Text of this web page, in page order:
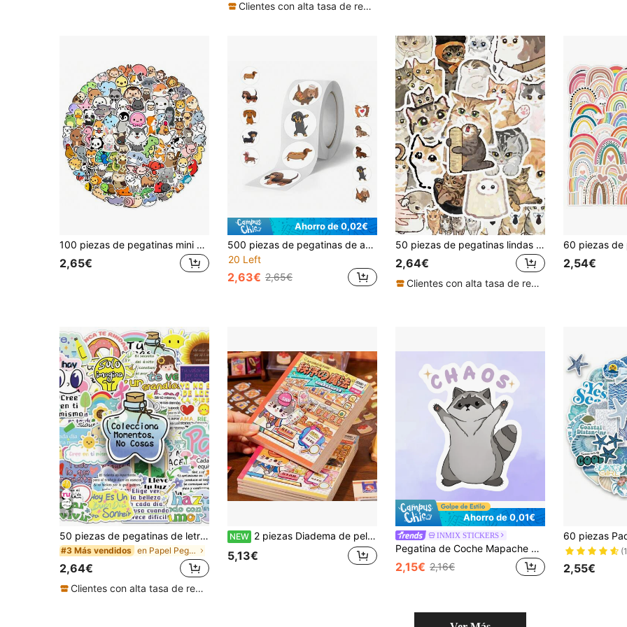
Clientes con alta tasa de repetición
100 piezas de pegatinas mini con tema de animales kawaii lindos, pegatinas de vinilo para botella de agua, portátil, álbum de recortes, patinetas, paquetes de pegatinas, mini pegatinas, patineta de dedos, pegatinas, pegatinas lindas, paquete de pegatinas, pegatinas, pegatinas lindas, útiles escolares de pegatinas
2,65€
Ahorro de 0,02€
500 piezas de pegatinas de animales de dibujos animados de perro salchicha estéticas en rollo para equipaje, álbum de recortes, diario, portátil, parachoques, taza, scooter, botella de agua, computadora, teléfono celular, casco, pegatinas navideñas y calcomanías de festivales, útiles escolares
20 Left
2,63€ 2,65€
50 piezas de pegatinas lindas de gatos para portátil, cuaderno, funda de teléfono móvil, pegatinas decorativas para la vuelta al colegio, útiles escolares
2,64€
Clientes con alta tasa de repetición
2,54€
6
50 piezas de pegatinas de letras inspiradoras, pegatinas de dibujos animados motivacionales en español, impermeables y duraderas para botellas de agua, guitarras, equipaje, fundas de teléfono, portátiles, patinetas, regalos decorativos, suministros de scrapbooking, papelería, pegatinas divertidas, Kindle, útiles escolares
#3 Más vendidos en Papel Pegatinas surtidas
2,64€
Clientes con alta tasa de repetición
NEW 2 piezas Diadema de peluche con lazo rojo navideño, accesorio navideño lindo y versátil para niñas
5,13€
Ahorro de 0,01€
INMIX STICKERS
Pegatina de Coche Mapache Caótico - Diseño Lindo de Mapache con Texto Caótico, Material de Vinilo, Adecuado para Vehículos, Parachoques, Útiles Escolares, Temporada de Regreso a la Escuela, Etc.
2,15€ 2,16€ 2,55€